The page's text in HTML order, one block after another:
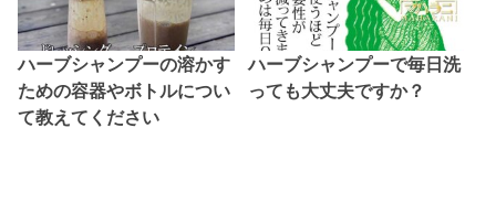
ハーブシャンプーの溶かす
ための容器やボトルについ
て教えてください
ハーブシャンプーで毎日洗
っても大丈夫ですか？